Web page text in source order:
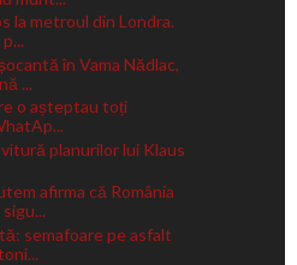
la metroul din Londra.
în Vama Nădlac,
...
o așteptau toți
planurilor lui Klaus
afirma că România
semafoare pe asfalt